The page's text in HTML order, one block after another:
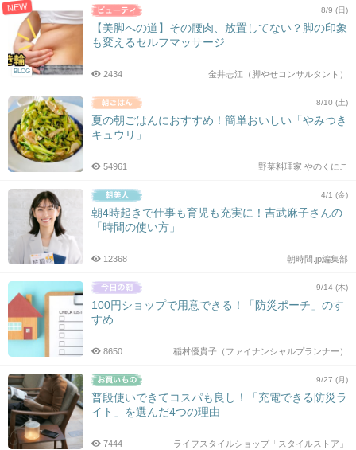
NEW
BLOG
8/9 (日)
【美脚への道】その腰肉、放置してない？脚の印象
も変えるセルフマッサージ
金井志江（脚やせコンサルタント）
2434
8/10 (土)
夏の朝ごはんにおすすめ！簡単おいしい「やみつき
キュウリ」
野菜料理家 やのくにこ
54961
4/1 (金)
朝4時起きで仕事も育児も充実に！吉武麻子さんの
「時間の使い方」
朝時間.jp編集部
12368
9/14 (木)
100円ショップで用意できる！「防災ポーチ」のす
すめ
稲村優貴子（ファイナンシャルプランナー）
8650
9/27 (月)
普段使いできてコスパも良し！「充電できる防災ラ
イト」を選んだ4つの理由
ライフスタイルショップ「スタイルストア」
7444